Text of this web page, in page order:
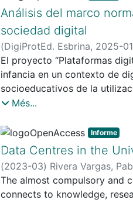
respeto de los derechos
Las infraestructuras
establecen formas de
comunidades escolares.
Análisis del marco
sociedad digital
(DigiProtEd. Esbrina, 2025-01
El proyecto “Plataformas
infancia en un contexto de
socioeducativos de la
sobre la protección de la
fases.
Més...
Informe
Data Centres in the
(2023-03) Rivera Vargas,
The almost compulsory and
connects to knowledge,